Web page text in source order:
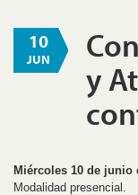
10
JUN
y
Miércoles 10 de junio
Modalidad presencial.